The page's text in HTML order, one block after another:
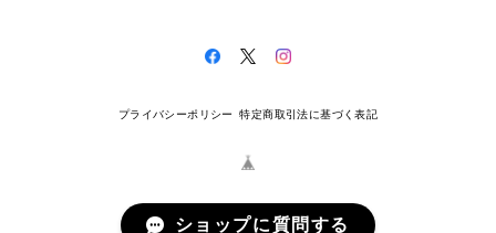
プライバシーポリシー 特定商取引法に基づく表記
ショップに質問する